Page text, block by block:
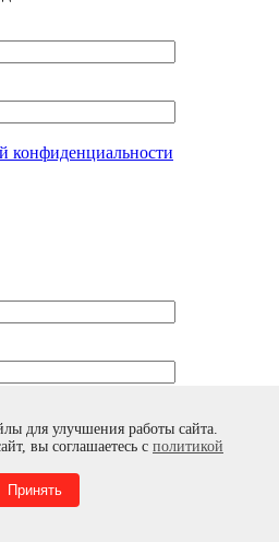
для улучшения работы сайта.
вы соглашаетесь с политикой
Принять
конфиденциальности